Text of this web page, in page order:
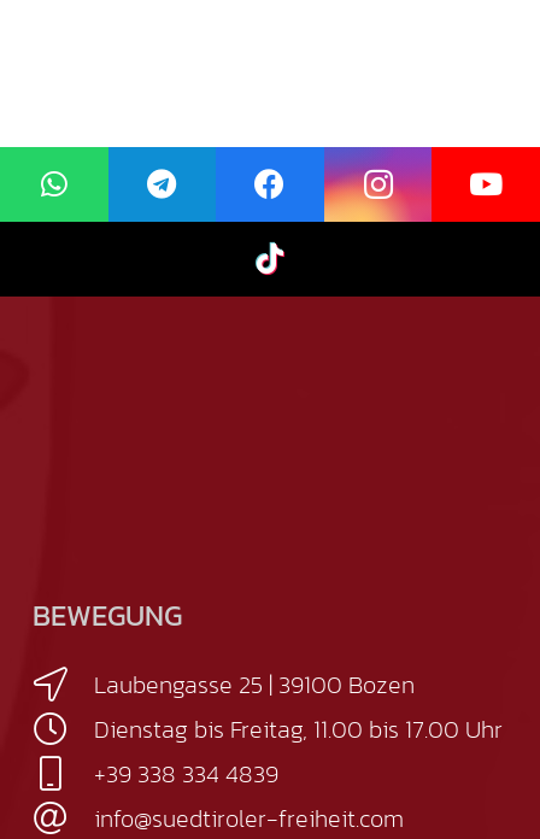
BEWEGUNG
Laubengasse 25 | 39100 Bozen
Dienstag bis Freitag, 11.00 bis 17.00 Uhr
+39 338 334 4839
info@suedtiroler-freiheit.com